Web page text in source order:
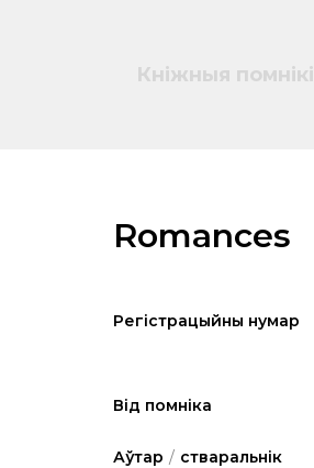
Кніжныя помнікі
Romances
Регістрацыйны нумар
Від помніка
Аўтар / стваральнік